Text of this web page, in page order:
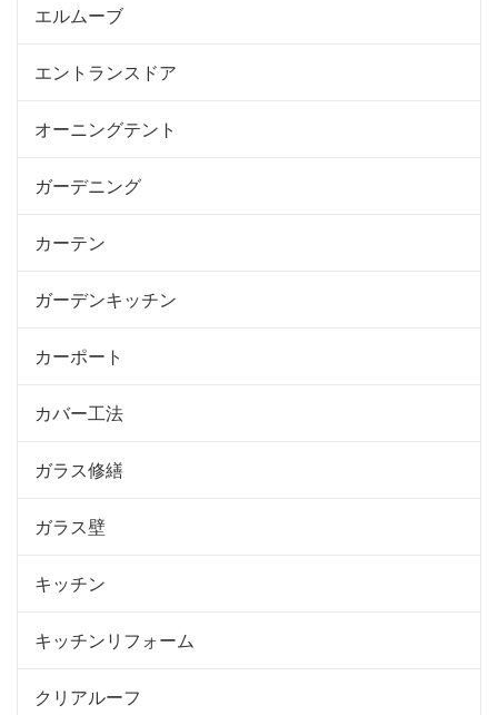
エルムーブ
エントランスドア
オーニングテント
ガーデニング
カーテン
ガーデンキッチン
カーポート
カバー工法
ガラス修繕
ガラス壁
キッチン
キッチンリフォーム
クリアルーフ